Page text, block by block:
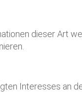
dieser Art
Interesses an